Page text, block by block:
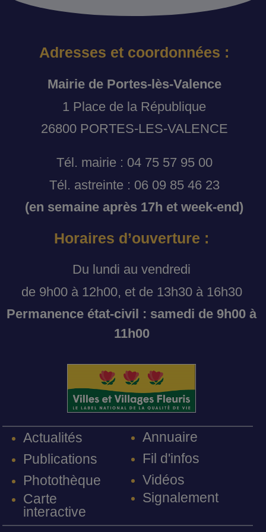
Adresses et coordonnées :
Mairie de Portes-lès-Valence
1 Place de la République
26800 PORTES-LES-VALENCE
Tél. mairie : 04 75 57 95 00
Tél. astreinte : 06 09 85 46 23
(en semaine après 17h et week-end)
Horaires d’ouverture :
Du lundi au vendredi
de 9h00 à 12h00, et de 13h30 à 16h30
Permanence état-civil : samedi de 9h00 à
11h00
Actualités
Publications
Photothèque
Carte
interactive
Annuaire
Fil d'infos
Vidéos
Signalement